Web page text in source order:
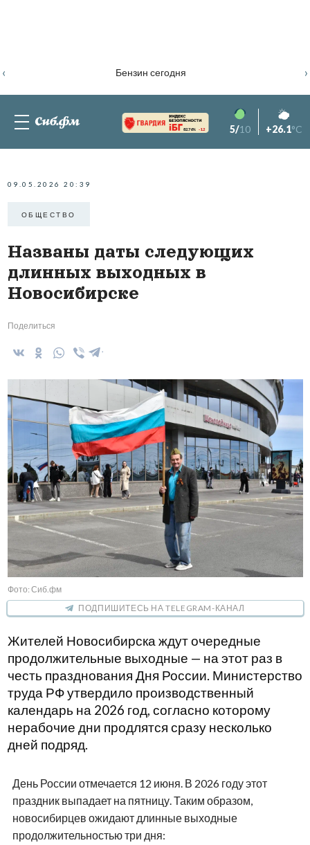
Бензин сегодня
‹ ›
82.76% -1.2 5/10 +26.1°C
09.05.2026 20:39
ОБЩЕСТВО
Названы даты следующих
длинных выходных в
Новосибирске
Поделиться
Фото: Сиб.фм
ПОДПИШИТЕСЬ НА TELEGRAM-КАНАЛ
Жителей Новосибирска ждут очередные
продолжительные выходные — на этот раз в
честь празднования Дня России. Министерство
труда РФ утвердило производственный
календарь на 2026 год, согласно которому
нерабочие дни продлятся сразу несколько
дней подряд.
День России отмечается 12 июня. В 2026 году этот
праздник выпадает на пятницу. Таким образом,
новосибирцев ожидают длинные выходные
продолжительностью три дня: